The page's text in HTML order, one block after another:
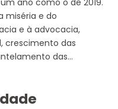
ano como o de 2019.
miséria e do
e à advocacia,
crescimento das
das…